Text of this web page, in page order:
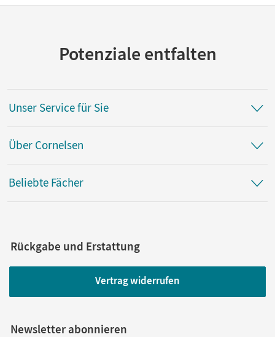
Potenziale entfalten
Unser Service für Sie
Über Cornelsen
Beliebte Fächer
Rückgabe und Erstattung
Vertrag widerrufen
Newsletter abonnieren